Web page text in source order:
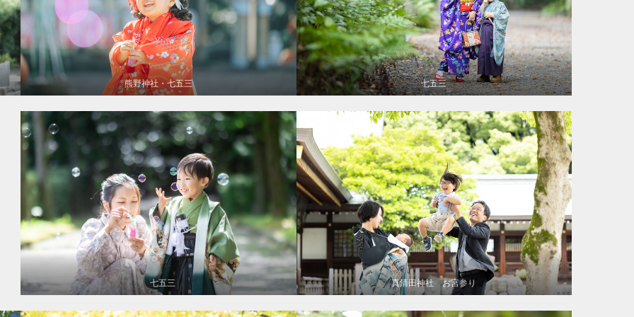
熊野神社・七五三 七五三
七五三 真清田神社 お宮参り